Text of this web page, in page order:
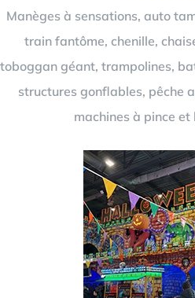
Manèges à sensations, auto
train fantôme, chenille,
toboggan géant, trampolines,
structures gonflables, pêche
machines à pince et